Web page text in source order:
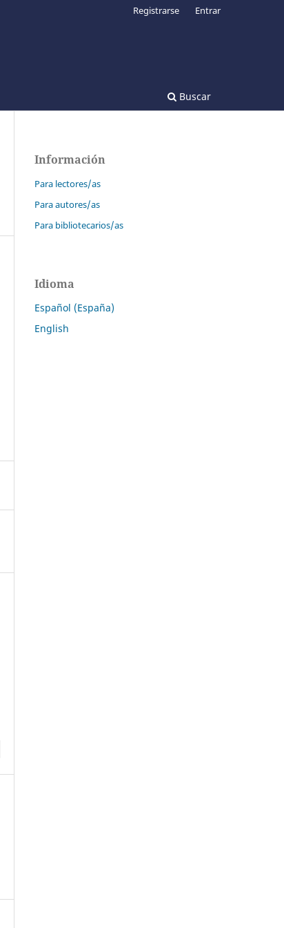
Buscar
Registrarse Entrar
Información
Para lectores/as
Para autores/as
Para bibliotecarios/as
Idioma
Español (España)
English